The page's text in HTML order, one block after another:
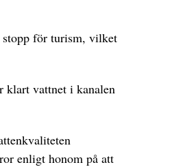
för turism, vilket
klart vattnet i kanalen
enligt honom på att